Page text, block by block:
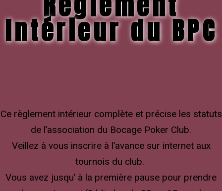
Intérieur du BPC
Ce règlement intérieur complète et précise les statuts
de l’association du Bocage Poker Club.
Veillez à vous inscrire à l’avance sur internet aux
tournois du club.
Vous avez jusqu’ à la première pause pour prendre